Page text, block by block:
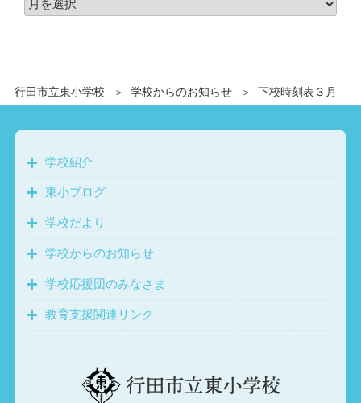
行田市立東小学校 学校からのお知らせ 下校時刻表３月
学校紹介
東小ブログ
学校だより
学校からのお知らせ
学校応援団のみなさま
教育支援関連リンク